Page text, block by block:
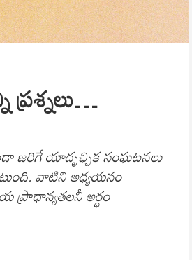
ప్రశ్నలు…
జరిగే యాదృఛ్చిక సంఘటనలు
వాటిని అధ్యయనం
అర్ధం